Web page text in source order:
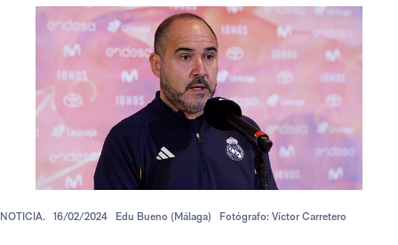
NOTICIA. 16/02/2024 Edu Bueno (Málaga) Fotógrafo: Víctor Carretero